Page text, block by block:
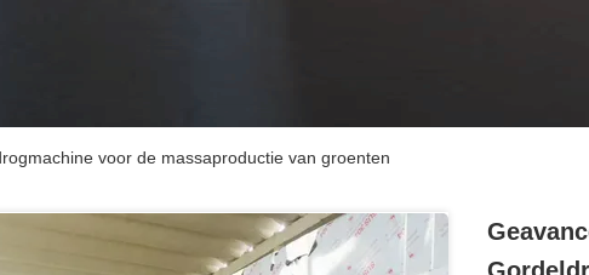
voor de massaproductie van groenten